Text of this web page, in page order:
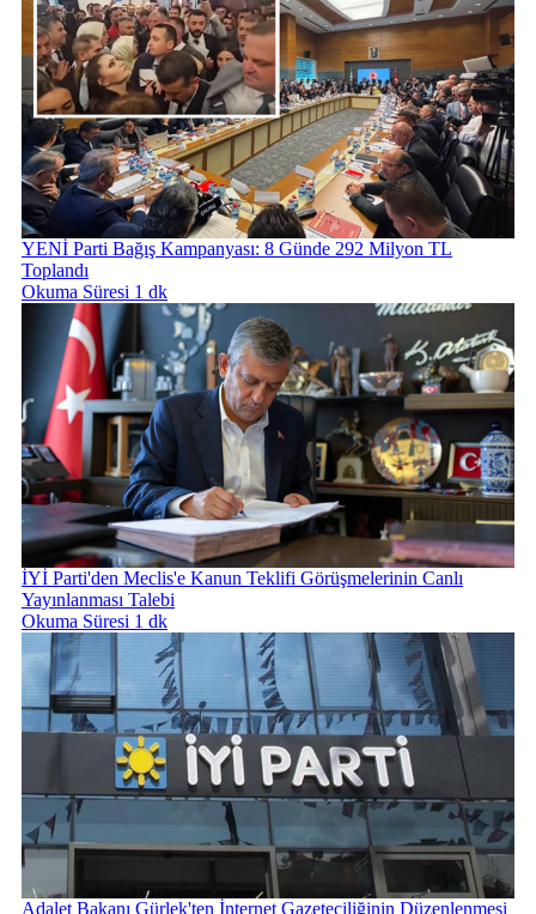
YENİ Parti Bağış Kampanyası: 8 Günde 292 Milyon TL
Toplandı
Okuma Süresi 1 dk
İYİ Parti'den Meclis'e Kanun Teklifi Görüşmelerinin Canlı
Yayınlanması Talebi
Okuma Süresi 1 dk
Adalet Bakanı Gürlek'ten İnternet Gazeteciliğinin Düzenlenmesi